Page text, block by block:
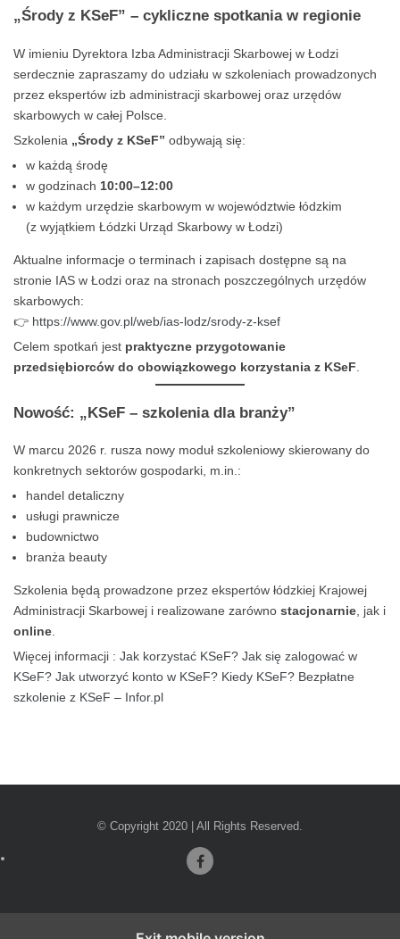
„Środy z KSeF” – cykliczne spotkania w regionie
W imieniu Dyrektora Izba Administracji Skarbowej w Łodzi
serdecznie zapraszamy do udziału w szkoleniach prowadzonych
przez ekspertów izb administracji skarbowej oraz urzędów
skarbowych w całej Polsce.
Szkolenia „Środy z KSeF” odbywają się:
w każdą środę
w godzinach 10:00–12:00
w każdym urzędzie skarbowym w województwie łódzkim
(z wyjątkiem Łódzki Urząd Skarbowy w Łodzi)
Aktualne informacje o terminach i zapisach dostępne są na
stronie IAS w Łodzi oraz na stronach poszczególnych urzędów
skarbowych:
👉 https://www.gov.pl/web/ias-lodz/srody-z-ksef
Celem spotkań jest praktyczne przygotowanie
przedsiębiorców do obowiązkowego korzystania z KSeF
Nowość: „KSeF – szkolenia dla branży”
W marcu 2026 r. rusza nowy moduł szkoleniowy skierowany do
konkretnych sektorów gospodarki, m.in.:
handel detaliczny
usługi prawnicze
budownictwo
branża beauty
Szkolenia będą prowadzone przez ekspertów łódzkiej Krajowej
Administracji Skarbowej i realizowane zarówno stacjonarnie, jak i
online.
Więcej informacji : Jak korzystać KSeF? Jak się zalogować w
KSeF? Jak utworzyć konto w KSeF? Kiedy KSeF? Bezpłatne
szkolenie z KSeF – Infor.pl
© Copyright 2020 | All Rights Reserved.